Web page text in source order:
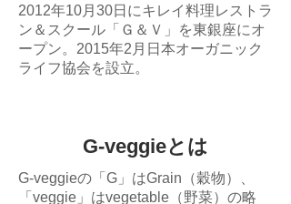
2012年10月30日にキレイ料理レストラ
ン＆スクール「Ｇ＆Ｖ」を東銀座にオ
ープン。2015年2月日本オーガニック
ライフ協会を設立。
G-veggieとは
G-veggieの「G」はGrain（穀物）、
「veggie」はvegetable（野菜）の略